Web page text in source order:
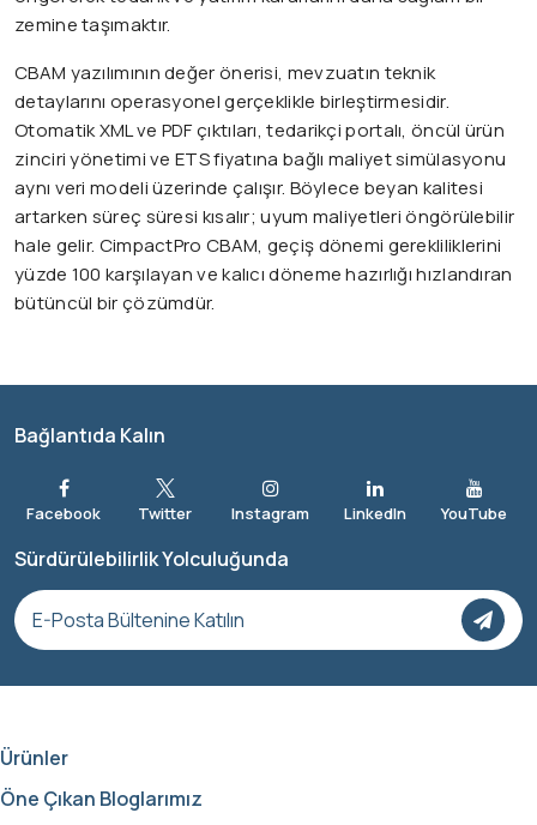
zemine taşımaktır.
CBAM yazılımının değer önerisi, mevzuatın teknik
detaylarını operasyonel gerçeklikle birleştirmesidir.
Otomatik XML ve PDF çıktıları, tedarikçi portalı, öncül ürün
zinciri yönetimi ve ETS fiyatına bağlı maliyet simülasyonu
aynı veri modeli üzerinde çalışır. Böylece beyan kalitesi
artarken süreç süresi kısalır; uyum maliyetleri öngörülebilir
hale gelir. CimpactPro CBAM, geçiş dönemi gerekliliklerini
yüzde 100 karşılayan ve kalıcı döneme hazırlığı hızlandıran
bütüncül bir çözümdür.
Bağlantıda Kalın
Sürdürülebilirlik Yolculuğunda
Ürünler
Öne Çıkan Bloglarımız